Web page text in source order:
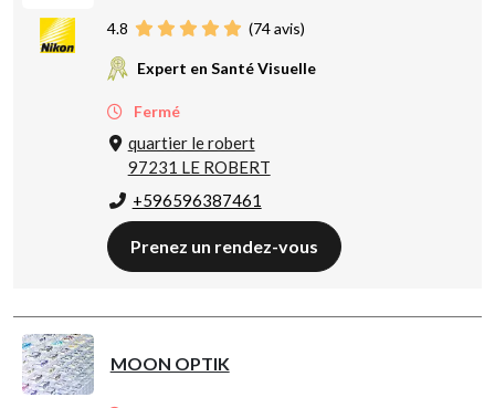
4.8 (74avis)
Expert en Santé Visuelle
Fermé
quartier le robert
97231 LE ROBERT
+596596387461
Prenez un rendez-vous
MOON OPTIK